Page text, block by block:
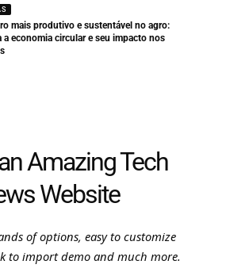
mais produtivo e sustentável no agro:
a economia circular e seu impacto nos
Amazing Tech
Website
of options, easy to customize
to import demo and much more.